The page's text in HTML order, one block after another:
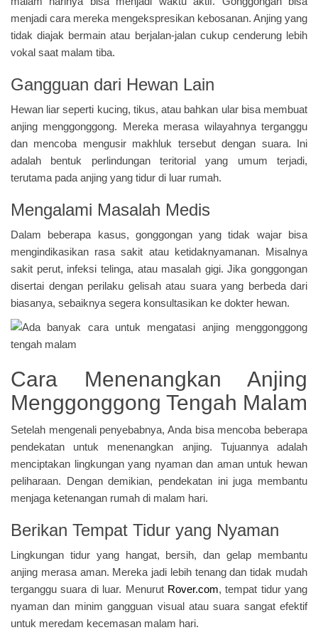
menjadi cara mereka mengekspresikan kebosanan. Anjing yang
tidak diajak bermain atau berjalan-jalan cukup cenderung lebih
vokal saat malam tiba.
Gangguan dari Hewan Lain
Hewan liar seperti kucing, tikus, atau bahkan ular bisa membuat
anjing menggonggong. Mereka merasa wilayahnya terganggu
dan mencoba mengusir makhluk tersebut dengan suara. Ini
adalah bentuk perlindungan teritorial yang umum terjadi,
terutama pada anjing yang tidur di luar rumah.
Mengalami Masalah Medis
Dalam beberapa kasus, gonggongan yang tidak wajar bisa
mengindikasikan rasa sakit atau ketidaknyamanan. Misalnya
sakit perut, infeksi telinga, atau masalah gigi. Jika gonggongan
disertai dengan perilaku gelisah atau suara yang berbeda dari
biasanya, sebaiknya segera konsultasikan ke dokter hewan.
Cara Menenangkan Anjing
Menggonggong Tengah Malam
Setelah mengenali penyebabnya, Anda bisa mencoba beberapa
pendekatan untuk menenangkan anjing. Tujuannya adalah
menciptakan lingkungan yang nyaman dan aman untuk hewan
peliharaan. Dengan demikian, pendekatan ini juga membantu
menjaga ketenangan rumah di malam hari.
Berikan Tempat Tidur yang Nyaman
Lingkungan tidur yang hangat, bersih, dan gelap membantu
anjing merasa aman. Mereka jadi lebih tenang dan tidak mudah
terganggu suara di luar. Menurut Rover.com, tempat tidur yang
nyaman dan minim gangguan visual atau suara sangat efektif
untuk meredam kecemasan malam hari.